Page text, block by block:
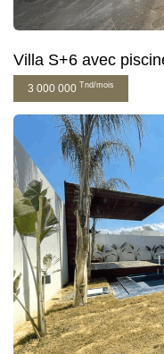
Villa S+6 avec
3 000 000 Tnd/mois